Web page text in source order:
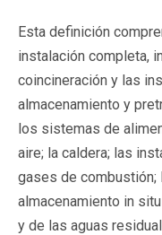
Esta definición
instalación completa,
coincineración y las
almacenamiento y
los sistemas de
aire; la caldera; las
gases de combustión;
almacenamiento in
y de las aguas